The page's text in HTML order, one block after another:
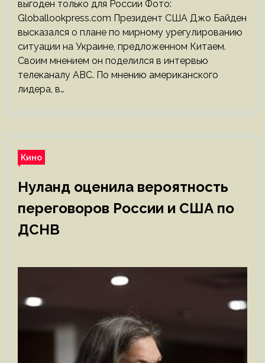
выгоден только для России Фото:
Globallookpress.com Президент США Джо Байден
высказался о плане по мирному урегулированию
ситуации на Украине, предложенном Китаем.
Своим мнением он поделился в интервью
телеканалу АВС. По мнению американского
лидера, в…
Кино
Нуланд оценила вероятность
переговоров России и США по
ДСНВ